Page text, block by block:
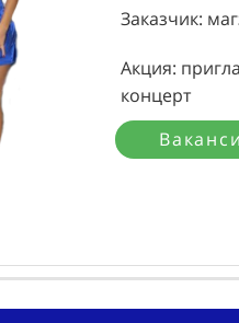
Заказчик:
Акция:
концерт